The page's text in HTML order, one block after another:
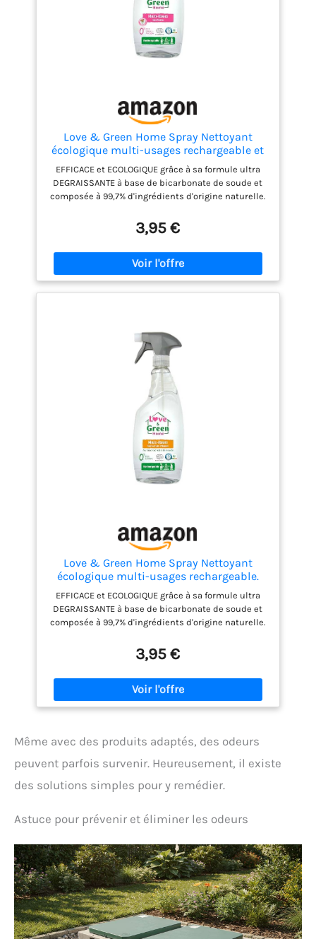
Love & Green Home Spray Nettoyant
écologique multi-usages rechargeable et
sans parfum - Compatible bébé. Certifié
A+ par Air Label et Ecodétergent par
Ecocert - 750ml
EFFICACE et ECOLOGIQUE grâce à sa formule ultra
DEGRAISSANTE à base de bicarbonate de soude et
composée à 99,7% d'ingrédients d'origine naturelle.
INGREDIENTS CONTROVERSES: SANS M.I.T, SANS
colorant, SANS allergènes CERTIFIE: Ecodétergent
par Ecocert et A+ au Air Label Score Ce spray est
idéal pour nettoyer la chaise haute ou encore les
jouets de bébé RESPONSABLE: flacon composé à
100% de plastique recyclé et un pistolet composé à
3,95 €
Love & Green Home Spray Nettoyant
écologique multi-usages rechargeable.
Parfum fleur d'oranger. Au bicarbonate de
soude. Certifié A+ par Air Label et
Ecodétergent par Ecocert - 750ml
EFFICACE et ECOLOGIQUE grâce à sa formule ultra
DEGRAISSANTE à base de bicarbonate de soude et
composée à 99,7% d'ingrédients d'origine naturelle.
INGREDIENTS CONTROVERSES: SANS M.I.T, SANS
colorant, SANS allergènes CERTIFIE: Ecodétergent
par Ecocert et A+ au Air Label Score Ce spray est
idéal pour nettoyer tous les types de surfaces
lavables de la maison (plan de travail, table,
plastique recyclé (les parties grises) ! Et les 2 sont
entièrement recyclables
3,95 €
Même avec des produits adaptés, des odeurs
peuvent parfois survenir. Heureusement, il existe
des solutions simples pour y remédier.
Astuce pour prévenir et éliminer les odeurs